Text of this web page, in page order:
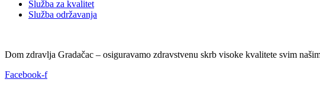
Služba za kvalitet
Služba održavanja
Dom zdravlja Gradačac – osiguravamo zdravstvenu skrb visoke kvalitete svim
Facebook-f